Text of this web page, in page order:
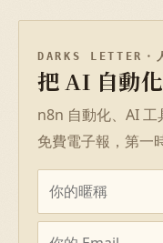
DARKS LETTER・
把 AI 自動
n8n 自動化、AI
免費電子報，第一
名字
Email